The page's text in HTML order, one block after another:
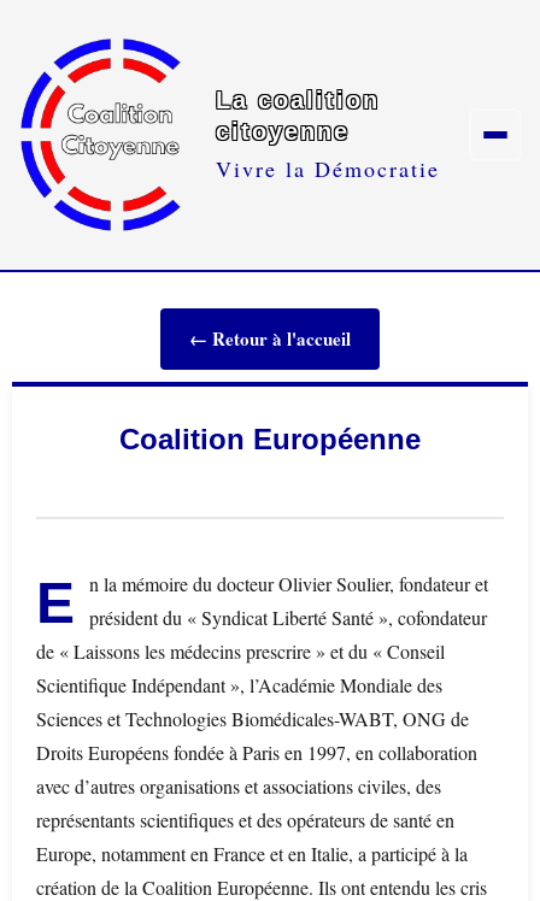
La coalition
citoyenne
Vivre la Démocratie
← Retour à l'accueil
Coalition Européenne
En la mémoire du docteur Olivier Soulier, fondateur et
président du « Syndicat Liberté Santé », cofondateur
de « Laissons les médecins prescrire » et du « Conseil
Scientifique Indépendant », l’Académie Mondiale des
Sciences et Technologies Biomédicales-WABT, ONG de
Droits Européens fondée à Paris en 1997, en collaboration
avec d’autres organisations et associations civiles, des
représentants scientifiques et des opérateurs de santé en
Europe, notamment en France et en Italie, a participé à la
création de la Coalition Européenne. Ils ont entendu les cris